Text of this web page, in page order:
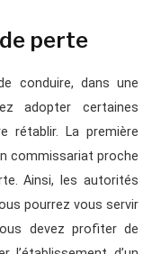
perte
conduire, dans une
adopter certaines
rétablir. La première
commissariat proche
Ainsi, les autorités
pourrez vous servir
devez profiter de